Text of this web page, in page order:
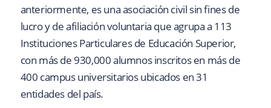
anteriormente, es una asociación civil sin fines de
lucro y de afiliación voluntaria que agrupa a 113
Instituciones Particulares de Educación Superior,
con más de 930,000 alumnos inscritos en más de
400 campus universitarios ubicados en 31
entidades del país.